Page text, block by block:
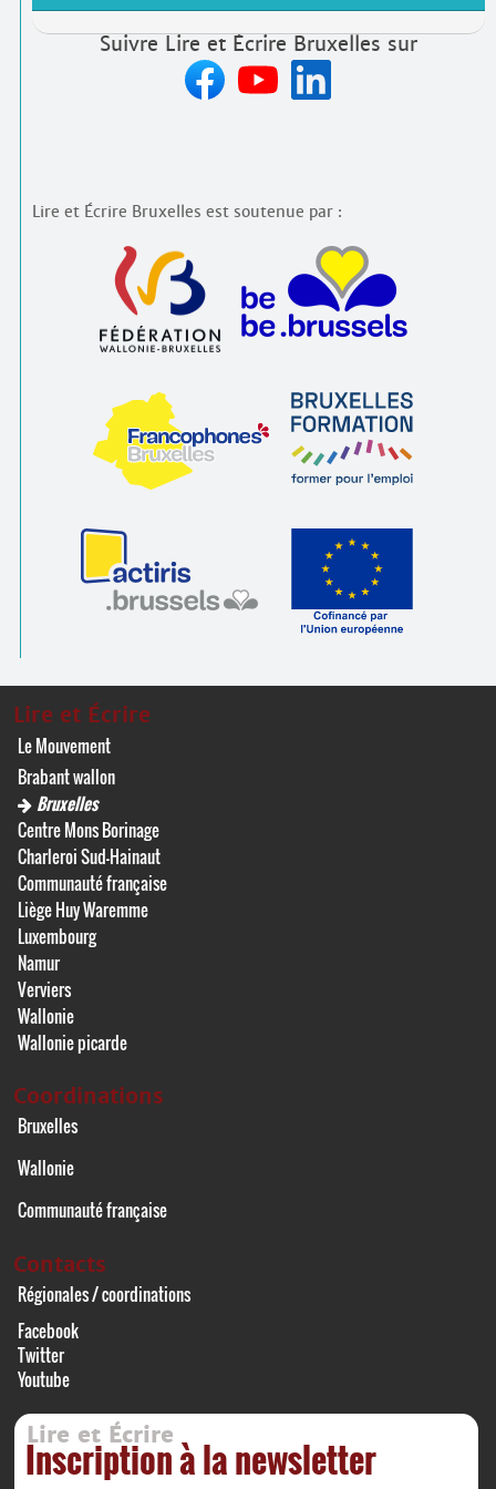
Suivre Lire et Écrire Bruxelles sur
Lire et Écrire Bruxelles est soutenue par :
Lire et Écrire
Le Mouvement
Brabant wallon
Bruxelles
Centre Mons Borinage
Charleroi Sud-Hainaut
Communauté française
Liège Huy Waremme
Luxembourg
Namur
Verviers
Wallonie
Wallonie picarde
Coordinations
Bruxelles
Wallonie
Communauté française
Contacts
Régionales / coordinations
Facebook
Twitter
Youtube
Lire et Écrire
Inscription à la newsletter